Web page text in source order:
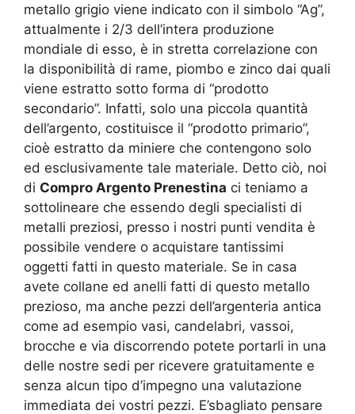
metallo grigio viene indicato con il simbolo “Ag”,
attualmente i 2/3 dell’intera produzione
mondiale di esso, è in stretta correlazione con
la disponibilità di rame, piombo e zinco dai quali
viene estratto sotto forma di “prodotto
secondario”. Infatti, solo una piccola quantità
dell’argento, costituisce il “prodotto primario”,
cioè estratto da miniere che contengono solo
ed esclusivamente tale materiale. Detto ciò, noi
di Compro Argento Prenestina ci teniamo a
sottolineare che essendo degli specialisti di
metalli preziosi, presso i nostri punti vendita è
possibile vendere o acquistare tantissimi
oggetti fatti in questo materiale. Se in casa
avete collane ed anelli fatti di questo metallo
prezioso, ma anche pezzi dell’argenteria antica
come ad esempio vasi, candelabri, vassoi,
brocche e via discorrendo potete portarli in una
delle nostre sedi per ricevere gratuitamente e
senza alcun tipo d’impegno una valutazione
immediata dei vostri pezzi. E’sbagliato pensare